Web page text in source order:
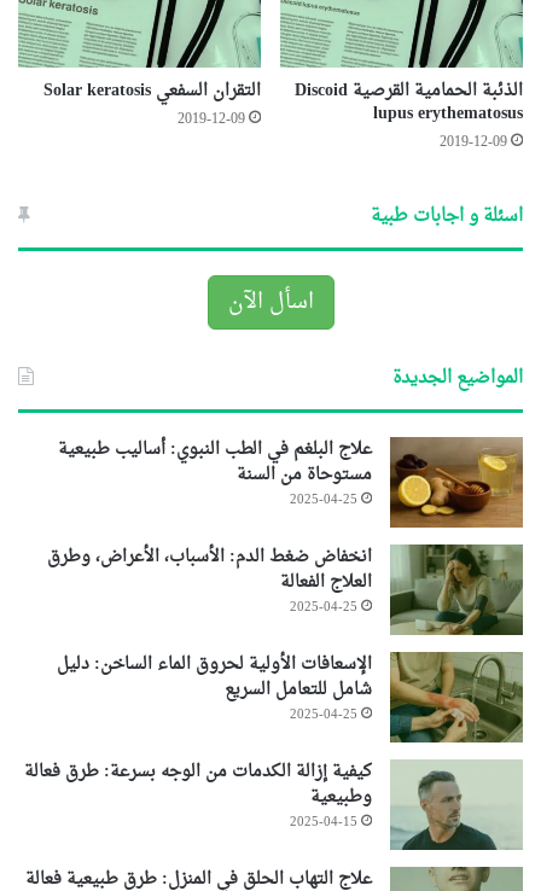
الذئبة الحمامية القرصية Discoid
lupus erythematosus
2019-12-09
التقران السفعي Solar keratosis
2019-12-09
اسئلة و اجابات طبية
اسأل الآن
المواضيع الجديدة
علاج البلغم في الطب النبوي: أساليب طبيعية
مستوحاة من السنة
2025-04-25
انخفاض ضغط الدم: الأسباب، الأعراض، وطرق
العلاج الفعالة
2025-04-25
الإسعافات الأولية لحروق الماء الساخن: دليل
شامل للتعامل السريع
2025-04-25
كيفية إزالة الكدمات من الوجه بسرعة: طرق فعالة
وطبيعية
2025-04-15
علاج التهاب الحلق في المنزل: طرق طبيعية فعالة